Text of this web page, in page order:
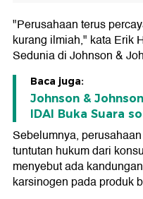
"Perusahaan terus
kurang ilmiah," kata Erik
Sedunia di Johnson &
Baca juga:
Johnson &
IDAI Buka Suara
Sebelumnya,
tuntutan hukum dari
menyebut ada
karsinogen pada produk